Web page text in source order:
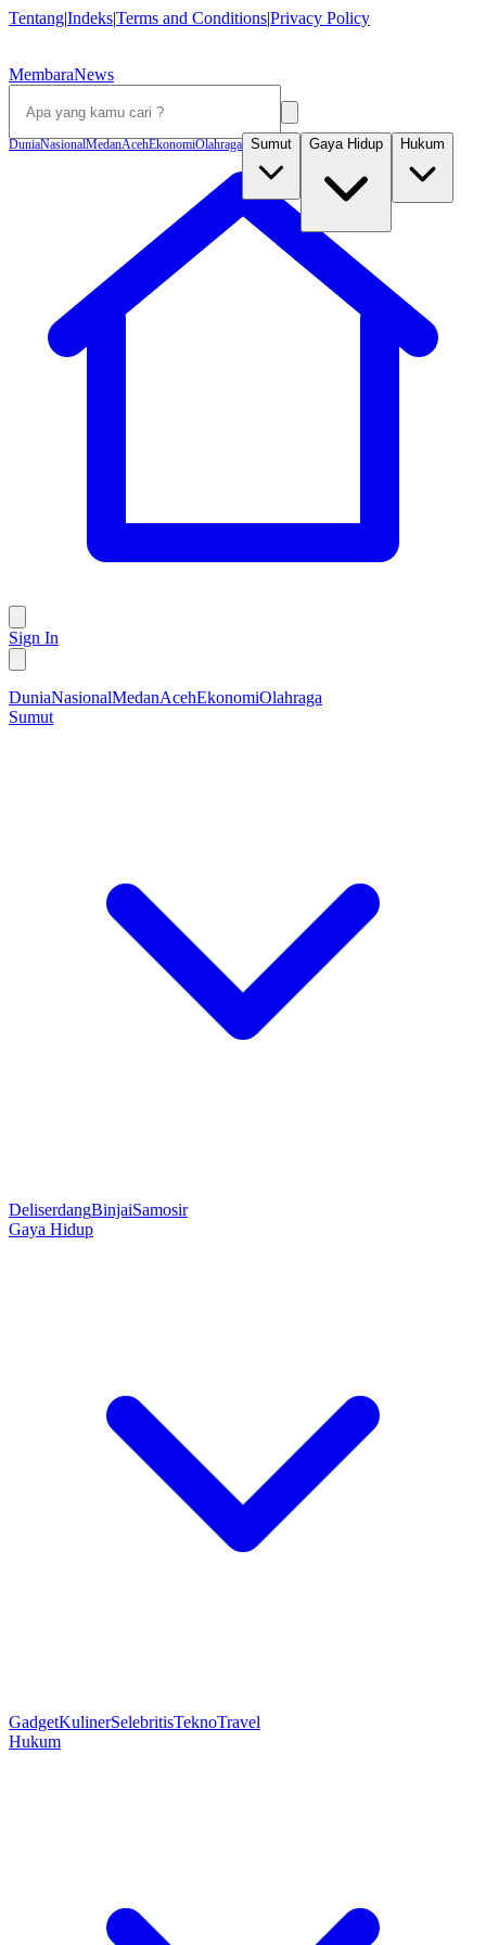
Tentang|Indeks|Terms and Conditions|Privacy Policy
MembaraNews
DuniaNasionalMedanAcehEkonomiOlahraga Sumut Gaya Hidup Hukum
Sign In
DuniaNasionalMedanAcehEkonomiOlahraga
Sumut
DeliserdangBinjaiSamosir
Gaya Hidup
GadgetKulinerSelebritisTeknoTravel
Hukum